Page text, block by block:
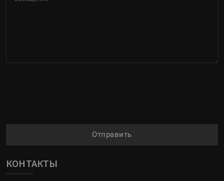
Отправить
КОНТАКТЫ